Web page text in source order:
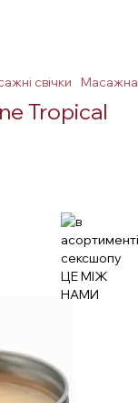
свічки Масажна
Tropical